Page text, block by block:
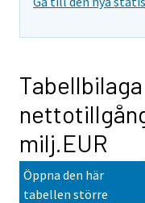
milj.EUR
Öppna den här
tabellen större